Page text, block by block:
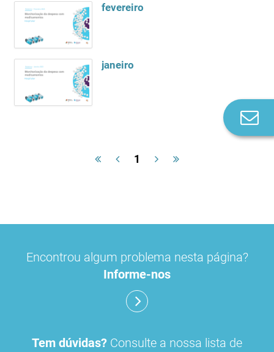
fevereiro
janeiro
1
Encontrou algum problema nesta página?
Informe-nos
Tem dúvidas? Consulte a nossa lista de